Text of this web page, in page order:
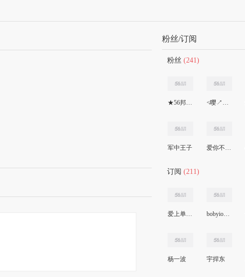
粉丝/订阅
粉丝 (241)
★56邦邦★ ≮嘤↗咛≯
军中王子 爱你不变心
订阅 (211)
爱上单眼皮男生 bobyion520
杨一波 宇捍东